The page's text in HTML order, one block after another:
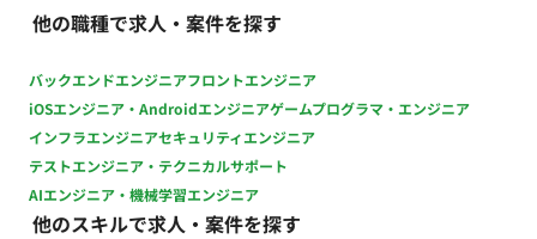
他の職種で求人・案件を探す
バックエンドエンジニアフロントエンジニア
iOSエンジニア・Androidエンジニアゲームプログラマ・エンジニア
インフラエンジニアセキュリティエンジニア
テストエンジニア・テクニカルサポート
AIエンジニア・機械学習エンジニア
他のスキルで求人・案件を探す